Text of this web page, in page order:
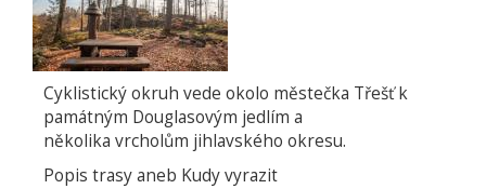
Cyklistický okruh vede okolo městečka Třešť k
památným Douglasovým jedlím a
několika vrcholům jihlavského okresu.
Popis trasy aneb Kudy vyrazit